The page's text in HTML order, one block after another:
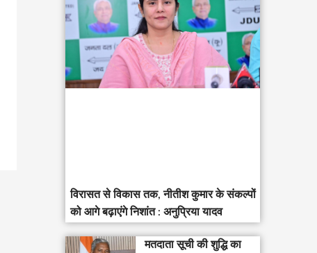
विरासत से विकास तक, नीतीश कुमार के संकल्पों
को आगे बढ़ाएंगे निशांत : अनुप्रिया यादव
मतदाता सूची की शुद्धि का